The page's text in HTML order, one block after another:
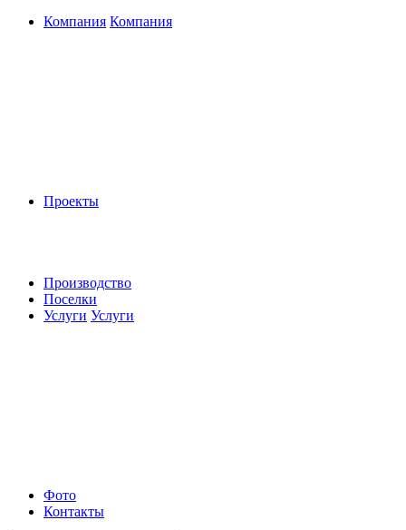
Компания Компания
Проекты
Производство
Поселки
Услуги Услуги
Фото
Контакты